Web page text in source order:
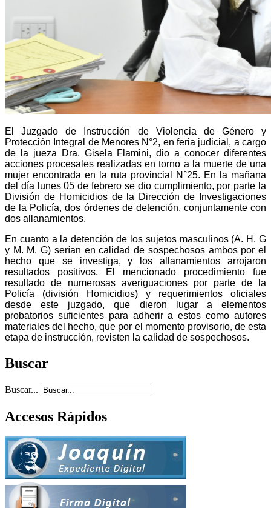
El Juzgado de Instrucción de Violencia de Género y
Protección Integral de Menores N°2, en feria judicial, a cargo
de la jueza Dra. Gisela Flamini, dio a conocer diferentes
acciones procesales realizadas en torno a la muerte de una
mujer encontrada en la ruta provincial N°25. En la mañana
del día lunes 05 de febrero se dio cumplimiento, por parte la
División de Homicidios de la Dirección de Investigaciones
de la Policía, dos órdenes de detención, conjuntamente con
dos allanamientos.
En cuanto a la detención de los sujetos masculinos (A. H. G
y M. M. G) serían en calidad de sospechosos ambos por el
hecho que se investiga, y los allanamientos arrojaron
resultados positivos. El mencionado procedimiento fue
resultado de numerosas averiguaciones por parte de la
Policía (división Homicidios) y requerimientos oficiales
desde este juzgado, que dieron lugar a elementos
probatorios suficientes para adherir a estos como autores
materiales del hecho, que por el momento provisorio, de esta
etapa de instrucción, revisten la calidad de sospechosos.
Buscar
Buscar...
Accesos Rápidos